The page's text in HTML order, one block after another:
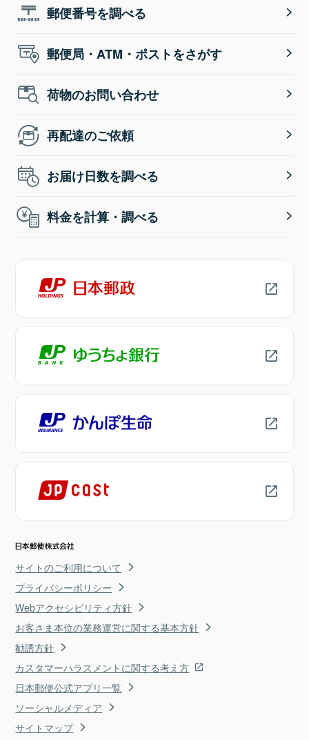
郵便番号を調べる
郵便局・ATM・ポストをさがす
荷物のお問い合わせ
再配達のご依頼
お届け日数を調べる
料金を計算・調べる
サイトのご利用について
プライバシーポリシー
Webアクセシビリティ方針
お客さま本位の業務運営に関する基本方針
勧誘方針
カスタマーハラスメントに関する考え方
日本郵便公式アプリ一覧
ソーシャルメディア
サイトマップ